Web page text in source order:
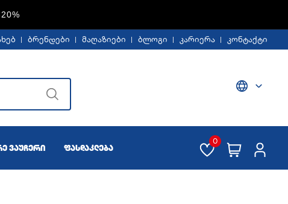
-30%
ბრენდები მაღაზიები ბლოგი კარიერა კონტაქტი
ვაუჩერი ფასდაკლება
0